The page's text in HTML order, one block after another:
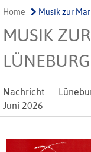
Home Musik zur
MUSIK
LÜNEBURG
Nachricht
Juni 2026